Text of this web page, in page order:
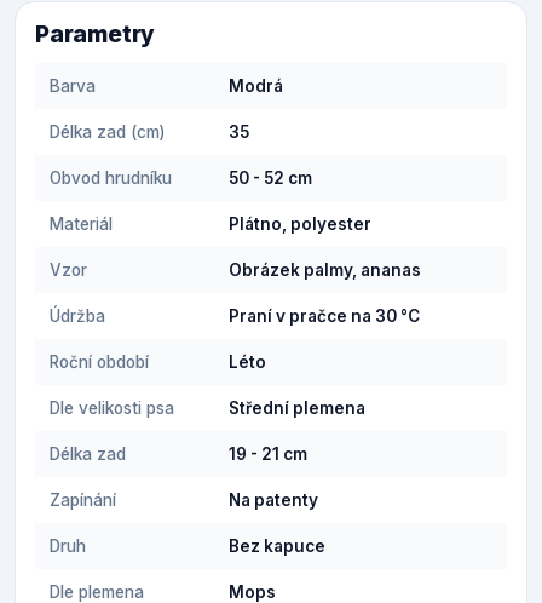
Parametry
Barva Modrá
Délka zad (cm) 35
Obvod hrudníku 50 - 52 cm
Materiál Plátno, polyester
Vzor Obrázek palmy, ananas
Údržba Praní v pračce na 30 °C
Roční období Léto
Dle velikosti psa Střední plemena
Délka zad 19 - 21 cm
Zapínání Na patenty
Druh Bez kapuce
Dle plemena Mops